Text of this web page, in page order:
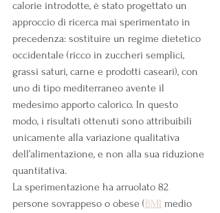
calorie introdotte, è stato progettato un
approccio di ricerca mai sperimentato in
precedenza: sostituire un regime dietetico
occidentale (ricco in zuccheri semplici,
grassi saturi, carne e prodotti caseari), con
uno di tipo mediterraneo avente il
medesimo apporto calorico. In questo
modo, i risultati ottenuti sono attribuibili
unicamente alla variazione qualitativa
dell’alimentazione, e non alla sua riduzione
quantitativa.
La sperimentazione ha arruolato 82
persone sovrappeso o obese (BMI medio